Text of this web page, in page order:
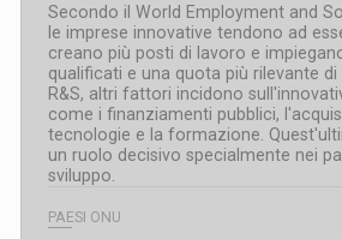
Secondo il World Employment and
le imprese innovative tendono ad
creano più posti di lavoro e
qualificati e una quota più rilevante di
R&S, altri fattori incidono
come i finanziamenti pubblici,
tecnologie e la formazione.
un ruolo decisivo specialmente nei
sviluppo.
PAESI ONU